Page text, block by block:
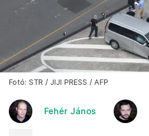
Fotó: STR / JIJI PRESS / AFP
Fehér János